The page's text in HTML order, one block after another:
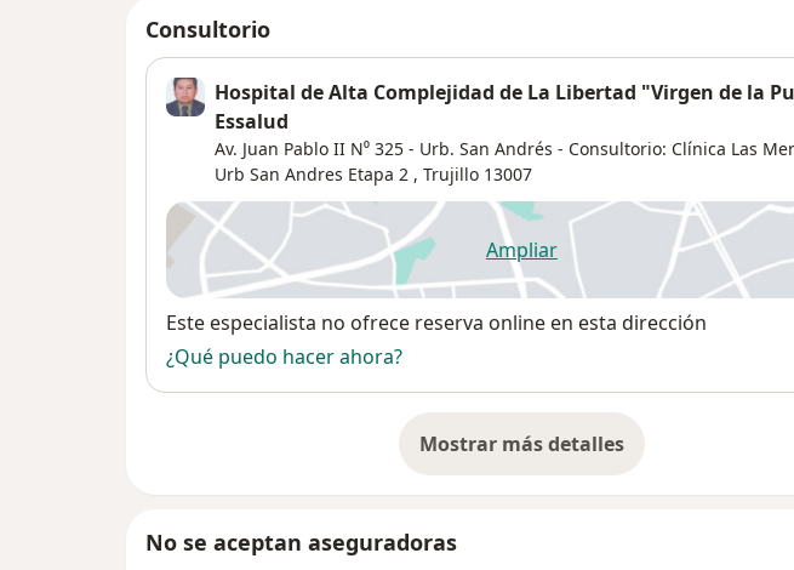
Consultorio
Hospital de Alta Complejidad de La Libertad "Virgen de la
Essalud
Av. Juan Pablo II N⁰ 325 - Urb. San Andrés - Consultorio: Clínica Las
Urb San Andres Etapa 2 , Trujillo 13007
Ampliarse abre en una nueva pestaña
Disponibilidad
Este especialista no ofrece reserva online en esta dirección
¿Qué puedo hacer ahora?
Mostrar más detalles
sobre la dirección
No se aceptan aseguradoras